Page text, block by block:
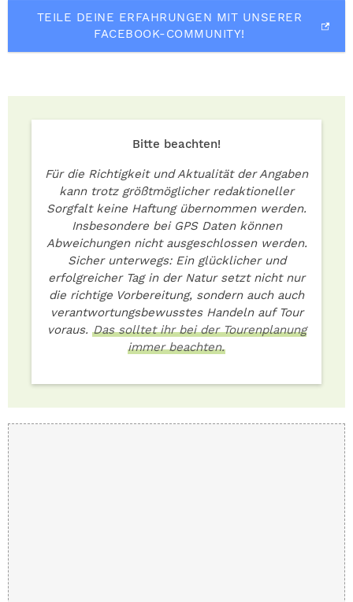
TEILE DEINE ERFAHRUNGEN MIT UNSERER
FACEBOOK-COMMUNITY!
Bitte beachten!
Für die Richtigkeit und Aktualität der Angaben
kann trotz größtmöglicher redaktioneller
Sorgfalt keine Haftung übernommen werden.
Insbesondere bei GPS Daten können
Abweichungen nicht ausgeschlossen werden.
Sicher unterwegs: Ein glücklicher und
erfolgreicher Tag in der Natur setzt nicht nur
die richtige Vorbereitung, sondern auch auch
verantwortungsbewusstes Handeln auf Tour
voraus. Das solltet ihr bei der Tourenplanung
immer beachten.